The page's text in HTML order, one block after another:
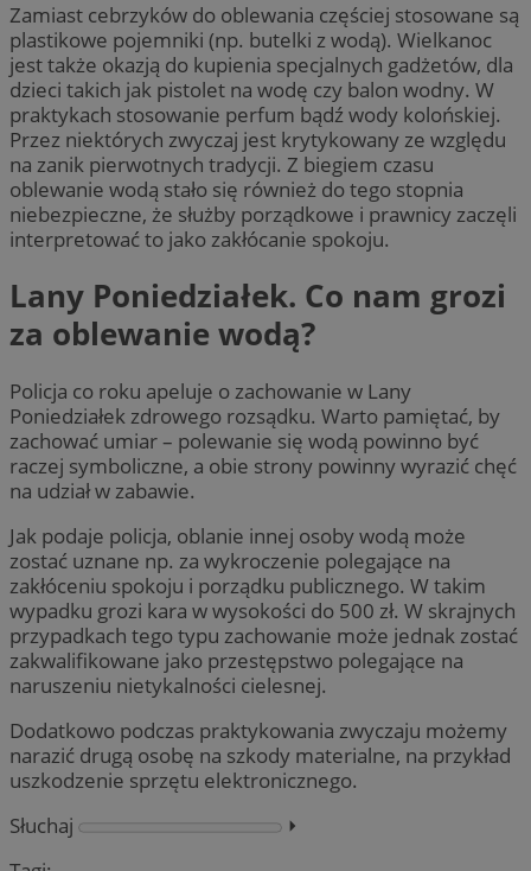
Zamiast cebrzyków do oblewania częściej stosowane są
plastikowe pojemniki (np. butelki z wodą). Wielkanoc
jest także okazją do kupienia specjalnych gadżetów, dla
dzieci takich jak pistolet na wodę czy balon wodny. W
praktykach stosowanie perfum bądź wody kolońskiej.
Przez niektórych zwyczaj jest krytykowany ze względu
na zanik pierwotnych tradycji. Z biegiem czasu
oblewanie wodą stało się również do tego stopnia
niebezpieczne, że służby porządkowe i prawnicy zaczęli
interpretować to jako zakłócanie spokoju.
Lany Poniedziałek. Co nam grozi
za oblewanie wodą?
Policja co roku apeluje o zachowanie w Lany
Poniedziałek zdrowego rozsądku. Warto pamiętać, by
zachować umiar – polewanie się wodą powinno być
raczej symboliczne, a obie strony powinny wyrazić chęć
na udział w zabawie.
Jak podaje policja, oblanie innej osoby wodą może
zostać uznane np. za wykroczenie polegające na
zakłóceniu spokoju i porządku publicznego. W takim
wypadku grozi kara w wysokości do 500 zł. W skrajnych
przypadkach tego typu zachowanie może jednak zostać
zakwalifikowane jako przestępstwo polegające na
naruszeniu nietykalności cielesnej.
Dodatkowo podczas praktykowania zwyczaju możemy
narazić drugą osobę na szkody materialne, na przykład
uszkodzenie sprzętu elektronicznego.
Słuchaj
⏵︎